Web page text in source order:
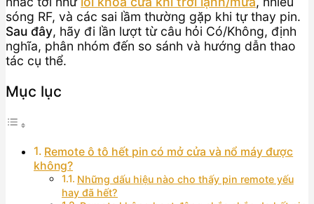
sóng RF, và các sai lầm thường gặp khi tự thay pin.
Sau đây, hãy đi lần lượt từ câu hỏi Có/Không, định
nghĩa, phân nhóm đến so sánh và hướng dẫn thao
tác cụ thể.
Mục lục
Remote ô tô hết pin có mở cửa và nổ máy được
không?
Những dấu hiệu nào cho thấy pin remote yếu
hay đã hết?